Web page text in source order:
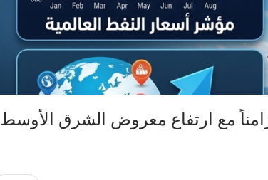
مع ارتفاع معروض الشرق الأوسط